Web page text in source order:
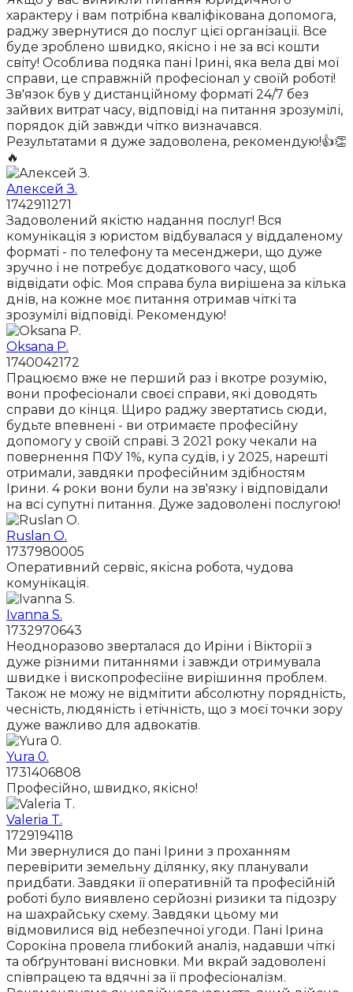
характеру і вам потрібна кваліфікована допомога,
раджу звернутися до послуг цієї організації. Все
буде зроблено швидко, якісно і не за всі кошти
світу! Особлива подяка пані Ірині, яка вела дві мої
справи, це справжній професіонал у своїй роботі!
Зв'язок був у дистанційному форматі 24/7 без
зайвих витрат часу, відповіді на питання зрозумілі,
порядок дій завжди чітко визначався.
Результатами я дуже задоволена, рекомендую!👍👏
🔥
Алексей З.
1742911271
Задоволений якістю надання послуг! Вся
комунікація з юристом відбувалася у віддаленому
форматі - по телефону та месенджери, що дуже
зручно і не потребує додаткового часу, щоб
відвідати офіс. Моя справа була вирішена за кілька
днів, на кожне моє питання отримав чіткі та
зрозумілі відповіді. Рекомендую!
Oksana P.
1740042172
Працюємо вже не перший раз і вкотре розумію,
вони професіонали своєї справи, які доводять
справи до кінця. Щиро раджу звертатись сюди,
будьте впевнені - ви отримаєте професійну
допомогу у своїй справі. З 2021 року чекали на
повернення ПФУ 1%, купа судів, і у 2025, нарешті
отримали, завдяки професійним здібностям
Ірини. 4 роки вони були на зв'язку і відповідали
на всі супутні питання. Дуже задоволені послугою!
Ruslan O.
1737980005
Оперативний сервіс, якісна робота, чудова
комунікація.
Ivanna S.
1732970643
Неодноразово зверталася до Иріни і Вікторії з
дуже різними питаннями і завжди отримувала
швидке і вископрофесіїне вирішиння проблем.
Також не можу не відмітити абсолютну порядність,
чесність, людяність і етічність, що з моєї точки зору
дуже важливо для адвокатів.
Yura 0.
1731406808
Професійно, швидко, якісно!
Valeria T.
1729194118
Ми звернулися до пані Ірини з проханням
перевірити земельну ділянку, яку планували
придбати. Завдяки її оперативній та професійній
роботі було виявлено серйозні ризики та підозру
на шахрайську схему. Завдяки цьому ми
відмовилися від небезпечної угоди. Пані Ірина
Сорокіна провела глибокий аналіз, надавши чіткі
та обґрунтовані висновки. Ми вкрай задоволені
співпрацею та вдячні за її професіоналізм.